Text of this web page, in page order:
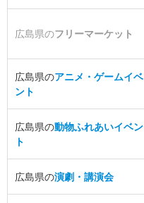
広島県のフリーマーケット
広島県のアニメ・ゲームイベ
ント
広島県の動物ふれあいイベン
ト
広島県の演劇・講演会